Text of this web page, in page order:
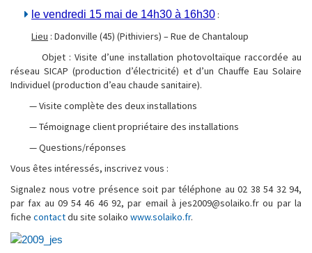
le vendredi 15 mai de 14h30 à 16h30 :
Lieu : Dadonville (45) (Pithiviers) – Rue de Chantaloup
Objet : Visite d’une installation photovoltaïque raccordée au
réseau SICAP (production d’électricité) et d’un Chauffe Eau Solaire
Individuel (production d’eau chaude sanitaire).
— Visite complète des deux installations
— Témoignage client propriétaire des installations
— Questions/réponses
Vous êtes intéressés, inscrivez vous :
Signalez nous votre présence soit par téléphone au 02 38 54 32 94,
par fax au 09 54 46 46 92, par email à jes2009@solaiko.fr ou par la
fiche contactdu site solaiko www.solaiko.fr.